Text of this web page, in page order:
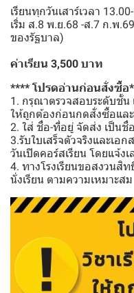
เรียนทุกวันเสาร์เวลา
เริ่ม ส.8 พ.ย.68 -ส.7 ก.พ
ของรัฐบาล)
ค่าเรียน 3,500 บาท
**** โปรดอ่านก่อนสั่งซื้อ
1. กรุณาตรวจสอบระดับชั้น
ให้ถูกต้องก่อนกดสั่งซื้อและ
2. ใส่ ชื่อ-ที่อยู่ จัดส่ง เป็นชื่
3.รับใบเสร็จตัวจริงและเอก
วันเปิดคอร์สเรียน โดยแจ้ง
4. ทางโรงเรียนขอสงวนสิ
นั่งเรียน ตามความเหมาะสม